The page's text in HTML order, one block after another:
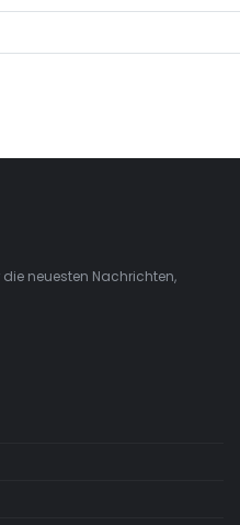
neuesten Nachrichten,